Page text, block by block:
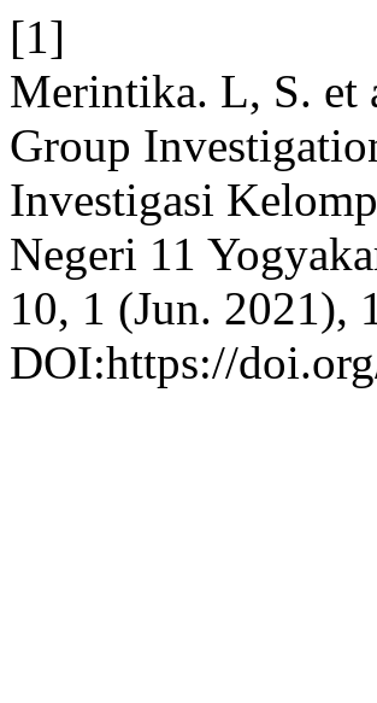
[1]
Merintika. L, S. et
Group
Investigasi
Negeri 11
10, 1 (Jun. 2021),
DOI:https://